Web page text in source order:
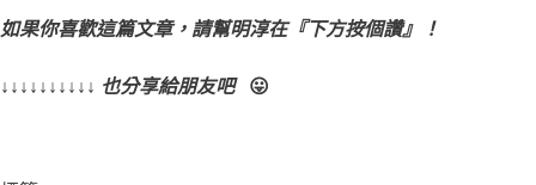
如果你喜歡這篇文章，請幫明淳在『下方按個讚』！
↓↓↓↓↓↓↓↓↓↓ 也分享給朋友吧 😛